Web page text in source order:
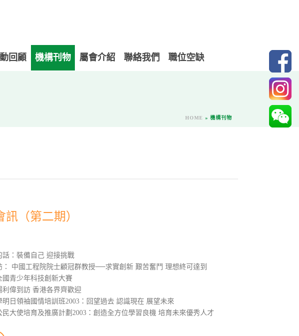
回顧 機構刊物 屬會介紹 聯絡我們 職位空缺
HOME » 機構刊物
訊（第二期）
話：裝備自己 迎接挑戰
： 中國工程院院士顧冠群教授──求實創新 艱苦奮鬥 理想終可達到
國青少年科技創新大賽
利偉到訪 香港各界齊歡迎
明日領袖國情培訓班2003：回望過去 認識現在 展望未來
民大使培育及推廣計劃2003：創造全方位學習良機 培育未來優秀人才